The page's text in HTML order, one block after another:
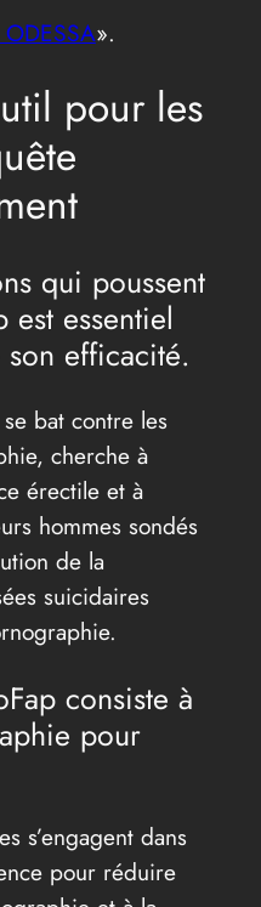
».
pour les
qui poussent
essentiel
efficacité.
bat contre les
cherche à
érectile et à
hommes sondés
de la
suicidaires
consiste à
pour
s’engagent dans
pour réduire